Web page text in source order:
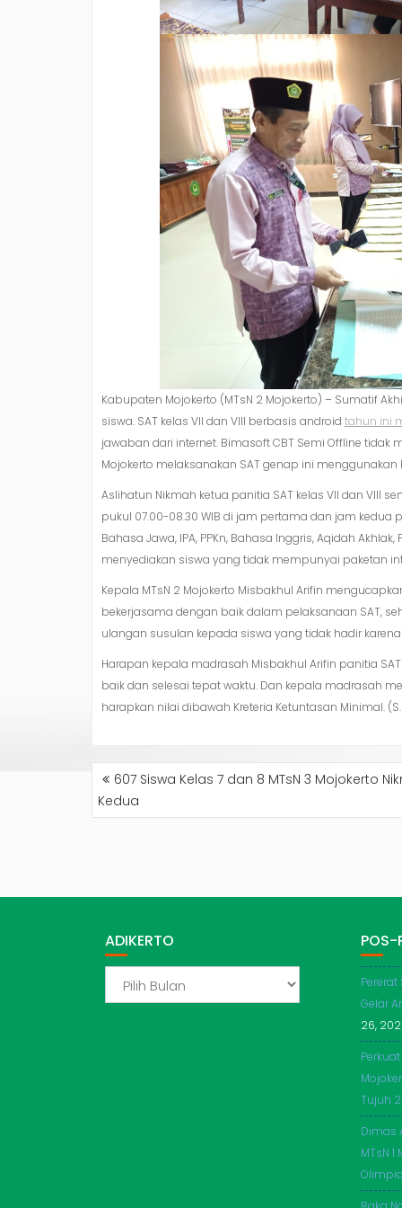
Kabupaten Mojokerto (MTsN 2 Mojokerto) – Sumatif
siswa. SAT kelas VII dan VIII berbasis android tahun ini
jawaban dari internet. Bimasoft CBT Semi Offline
Mojokerto melaksanakan SAT genap ini menggunakan
Aslihatun Nikmah ketua panitia SAT kelas VII dan VIII
pukul 07.00-08.30 WIB di jam pertama dan jam kedua
Bahasa Jawa, IPA, PPKn, Bahasa Inggris, Aqidah
menyediakan siswa yang tidak mempunyai paketan
Kepala MTsN 2 Mojokerto Misbakhul Arifin
bekerjasama dengan baik dalam pelaksanaan SAT,
ulangan susulan kepada siswa yang tidak hadir
Harapan kepala madrasah Misbakhul Arifin panitia
baik dan selesai tepat waktu. Dan kepala madrasah
harapkan nilai dibawah Kreteria Ketuntasan Minimal.
NAVIGASI
POS607 Siswa Kelas 7 dan 8 MTsN 3 Mojokerto
Kedua
ADIKERTO POS-
Gelar
26,
Tujuh
Dimas
MTsN